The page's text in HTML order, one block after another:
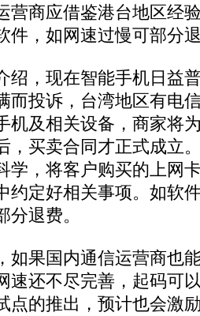
营商应借鉴港台地区经
件，如网速过慢可部
，现在智能手机日益
而投诉，台湾地区有电
机及相关设备，商家将
，买卖合同才正式成立
学，将客户购买的上网
约定好相关事项。如软
退费。
果国内通信运营商也
速还不尽完善，起码可
点的推出，预计也会激